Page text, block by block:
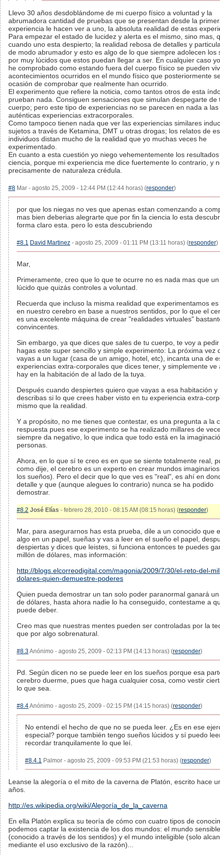
Llevo 30 años desdoblándome de mi cuerpo físico a voluntad y la
abrumadora cantidad de pruebas que se presentan desde la
experiencia le hacen ver a uno, la absoluta realidad de estas
Para empezar el estado de lucidez y alerta es el mismo, sino mas,
cuando uno esta despierto; la realidad rebosa de detalles y
de modo abrumador y esto es algo de lo que siempre adolecen los
por muy lúcidos que estos puedan llegar a ser. En cualquier caso
he comprobado como estando fuera del cuerpo físico se pueden
acontecimientos ocurridos en el mundo físico que posteriormente
ocasión de comprobar que realmente han ocurrido.
El experimento que refiere la noticia, como tantos otros de esta
prueban nada. Consiguen sensaciones que simulan despegarte de
cuerpo; pero este tipo de experiencias no se parecen en nada a las
auténticas experiencias extracorporales.
Como tampoco tienen nada que ver las experiencias similares
sujetos a través de Ketamina, DMT u otras drogas; los relatos de
individuos distan mucho de la realidad que yo muchas veces he
experimentado.
En cuanto a esta cuestión yo niego vehementemente los
ciencia, porque mi experiencia me dice fuertemente lo contrario, y
precisamente de naturaleza crédula.
#8 Mar - agosto 25, 2009 - 12:44 PM (12:44 horas) (responder)
por que los niegas no ves que apenas estan comenzando a
mas bien deberias alegrarte que por fin la ciencia lo esta
forma claro esta. pero lo esta descubriendo
#8.1 David Martinez - agosto 25, 2009 - 01:11 PM (13:11 horas) (responder)
Mar,
Primeramente, creo que lo que te ocurre no es nada mas que
lúcido que quizás controles a voluntad.
Recuerda que incluso la misma realidad que experimentamos
en nuestro cerebro en base a nuestros sentidos, por lo que el
es una excelente máquina de crear "realidades virtuales"
convincentes.
Sin embargo, ya que dices que sales de tu cuerpo, te voy a
hagas este super sencillo y simple experimento: La próxima vez
vayas a un lugar (casa de un amigo, hotel, etc), incanta una de
experiencias extra-corporales que dices tener, y simplemente ve
hay en la habitación de al lado de la tuya.
Después cuando despiertes quiero que vayas a esa habitación y
describas si lo que crees haber visto en tu experiencia extra-
mismo que la realidad.
Y a propósito, no me tienes que contestar, es una pregunta a la
respuesta pues ese experimento se ha realizado millares de
siempre da negativo, lo que indica que todo está en la
personas.
Ahora, en lo que sí te creo es en que se siente totalmente real,
como dije, el cerebro es un experto en crear mundos
los sueños). Pero el decir que lo que ves es "real", es ahí en
detalle y que (aunque alegues lo contrario) nunca se ha podido
demostrar.
#8.2 José Elías - febrero 28, 2010 - 08:15 AM (08:15 horas) (responder)
Mar, para asegurarnos has esta prueba, dile a un conocido que
algo en un papel, sueñas y vas a leer en el sueño el papel,
despiertas y dices que leistes, si funciona entonces te puedes
millón de dólares, mas información:
http://blogs.elcorreodigital.com/magonia/2009/7/30/el-reto-del-
dolares-quien-demuestre-poderes
Quien pueda demostrar un tan solo poder paranormal ganará
de dólares, hasta ahora nadie lo ha conseguido, contestame a
puede deber.
Creo mas que nuestras mentes pueden ser controladas por la
que por algo sobrenatural.
#8.3Anónimo - agosto 25, 2009 - 02:13 PM (14:13 horas) (responder)
Pd. Según dicen no se puede leer en los sueños porque esa
cerebro duerme, pues que haga cualquier cosa, como vestir
lo que sea.
#8.4Anónimo - agosto 25, 2009 - 02:15 PM (14:15 horas) (responder)
No entendí el hecho de que no se pueda leer. ¿Es en ese
especial? porque también tengo sueños lúcidos y sí puedo
recordar tranquilamente lo que leí.
#8.4.1 Palmor - agosto 25, 2009 - 09:53 PM (21:53 horas) (responder)
Leanse la alegoría o el mito de la caverna de Platón, escrito hace
años.
http://es.wikipedia.org/wiki/Alegoría_de_la_caverna
En ella Platón explica su teoría de cómo con cuatro tipos de
podemos captar la existencia de los dos mundos: el mundo sensible
(conocido a través de los sentidos) y el mundo inteligible (solo
mediante el uso exclusivo de la razón)...